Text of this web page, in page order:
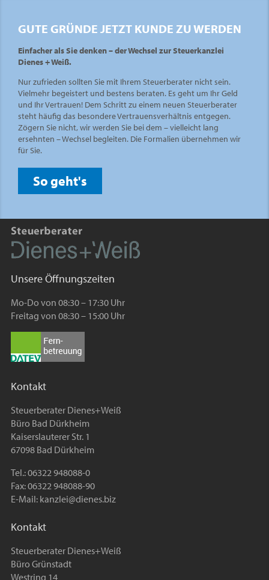
GUTE GRÜNDE JETZT KUNDE ZU WERDEN
Einfacher als Sie denken – der Wechsel zur Steuerkanzlei
Dienes + Weiß.
Nur zufrieden sollten Sie mit Ihrem Steuerberater nicht sein.
Vielmehr begeistert und bestens beraten. Es geht um Ihr Geld
und Ihr Vertrauen! Dem Schritt zu einem neuen Steuerberater
steht häufig das besondere Vertrauensverhältnis entgegen.
Zögern Sie nicht, wir werden Sie bei dem – vielleicht lang
ersehnten – Wechsel begleiten. Die Formalien übernehmen wir
für Sie.
So geht's
Unsere Öffnungszeiten
Mo-Do von 08:30 – 17:30 Uhr
Freitag von 08:30 – 15:00 Uhr
Kontakt
Steuerberater Dienes+Weiß
Büro Bad Dürkheim
Kaiserslauterer Str. 1
67098 Bad Dürkheim
Tel.: 06322 948088-0
Fax: 06322 948088-90
E-Mail: kanzlei@dienes.biz
Kontakt
Steuerberater Dienes+Weiß
Büro Grünstadt
Westring 14